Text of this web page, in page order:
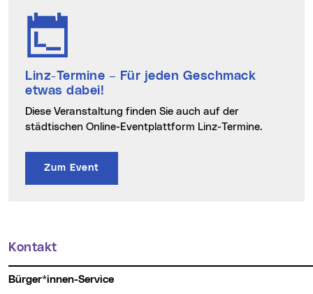
Linz-Termine – Für jeden Geschmack
etwas dabei!
Diese Veranstaltung finden Sie auch auf der
städtischen Online-Eventplattform Linz-Termine.
Zum Event
Weitere Informationen
Kontakt
Bürger*innen-Service